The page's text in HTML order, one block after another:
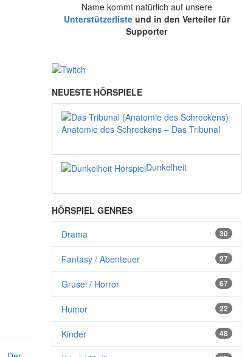
Name kommt natürlich auf unsere
Unterstützerlisteund in den Verteiler für
Supporter
NEUESTE HÖRSPIELE
Anatomie des Schreckens – Das Tribunal
Dunkelheit
HÖRSPIEL GENRES
30
Drama
27
Fantasy / Abenteuer
67
Grusel / Horror
22
Humor
48
Kinder